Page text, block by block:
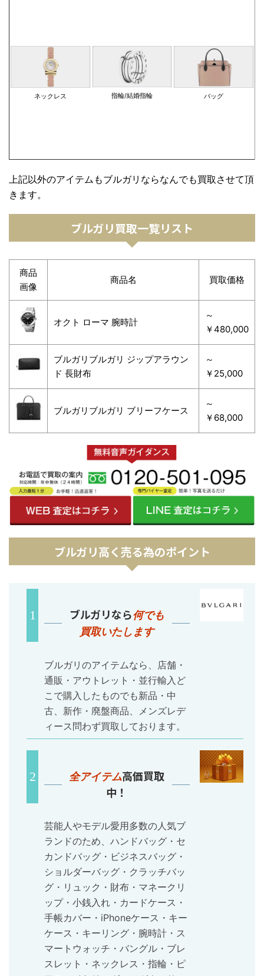
ネックレス 指輪/結婚指輪 バッグ
上記以外のアイテムもブルガリならなんでも買取させて頂
きます。
ブルガリ買取一覧リスト
商品
画像
商品名 買取価格
オクト ローマ 腕時計
～
￥480,000
ブルガリブルガリ ジップアラウン
ド 長財布
～
￥25,000
ブルガリブルガリ ブリーフケース
～
￥68,000
ブルガリ高く売る為のポイント
ブルガリなら何でも
買取いたします
ブルガリのアイテムなら、店舗・
通販・アウトレット・並行輸入ど
こで購入したものでも新品・中
古、新作・廃盤商品、メンズレデ
ィース問わず買取しております。
全アイテム高価買取
中！
芸能人やモデル愛用多数の人気ブ
ランドのため、ハンドバッグ・セ
カンドバッグ・ビジネスバッグ・
ショルダーバッグ・クラッチバッ
グ・リュック・財布・マネークリ
ップ・小銭入れ・カードケース・
手帳カバー・iPhoneケース・キー
ケース・キーリング・腕時計・ス
マートウォッチ・バングル・ブレ
スレット・ネックレス・指輪・ピ